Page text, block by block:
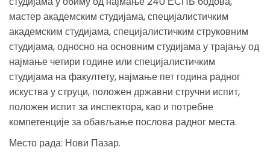
мастер академским студијама, специјалистичким
академским студијама, специјалистичким струковним
студијама, односно на основним студијама у трајању од
најмање четири године или специјалистичким
студијама на факултету, најмање пет година радног
искуства у струци, положен државни стручни испит,
положен испит за инспектора, као и потребне
компетенције за обављање послова радног места.
Место рада: Нови Пазар.